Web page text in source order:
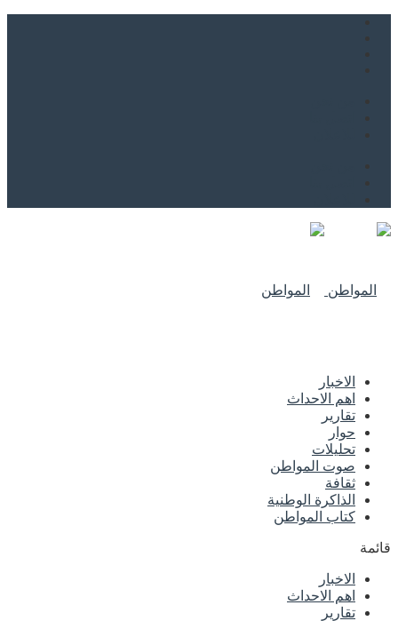
الاخبار
اهم الاحداث
تقارير
حوار
تحليلات
صوت المواطن
ثقافة
الذاكرة الوطنية
كتاب المواطن
قائمة
الاخبار
اهم الاحداث
تقارير